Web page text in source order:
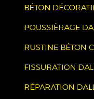
BÉTON
POUSSIÈRAGE
RUSTINE BÉTON
FISSURATION
RÉPARATION